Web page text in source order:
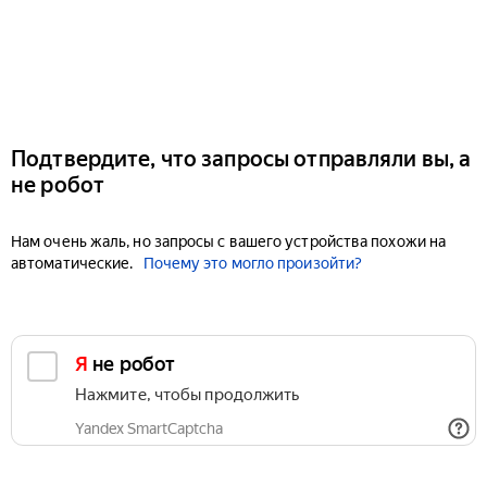
Подтвердите, что запросы отправляли вы, а
не робот
Нам очень жаль, но запросы с вашего устройства похожи на
автоматические.
Почему это могло произойти?
Я не робот
Нажмите, чтобы продолжить
Yandex SmartCaptcha